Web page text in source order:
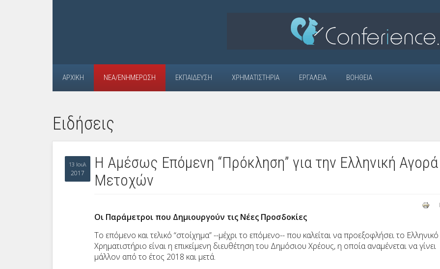
ΑΡΧΙΚΉ ΝΈΑ/ΕΝΗΜΈΡΩΣΗ ΕΚΠΑΊΔΕΥΣΗ ΧΡΗΜΑΤΙΣΤΉΡΙΑ ΕΡΓΑΛΕΊΑ ΒΟΉΘΕΙΑ
Ειδήσεις
13 Ιουλ
2017
Η Αμέσως Επόμενη “Πρόκληση” για την Ελληνική Αγορά
Μετοχών
Οι Παράμετροι που Δημιουργούν τις Νέες Προσδοκίες
Το επόμενο και τελικό “στοίχημα” --μέχρι το επόμενο-- που καλείται να προεξοφλήσει το Ελληνικό
Χρηματιστήριο είναι η επικείμενη διευθέτηση του Δημόσιου Χρέους, η οποία αναμένεται να γίνει
μάλλον από το έτος 2018 και μετά.